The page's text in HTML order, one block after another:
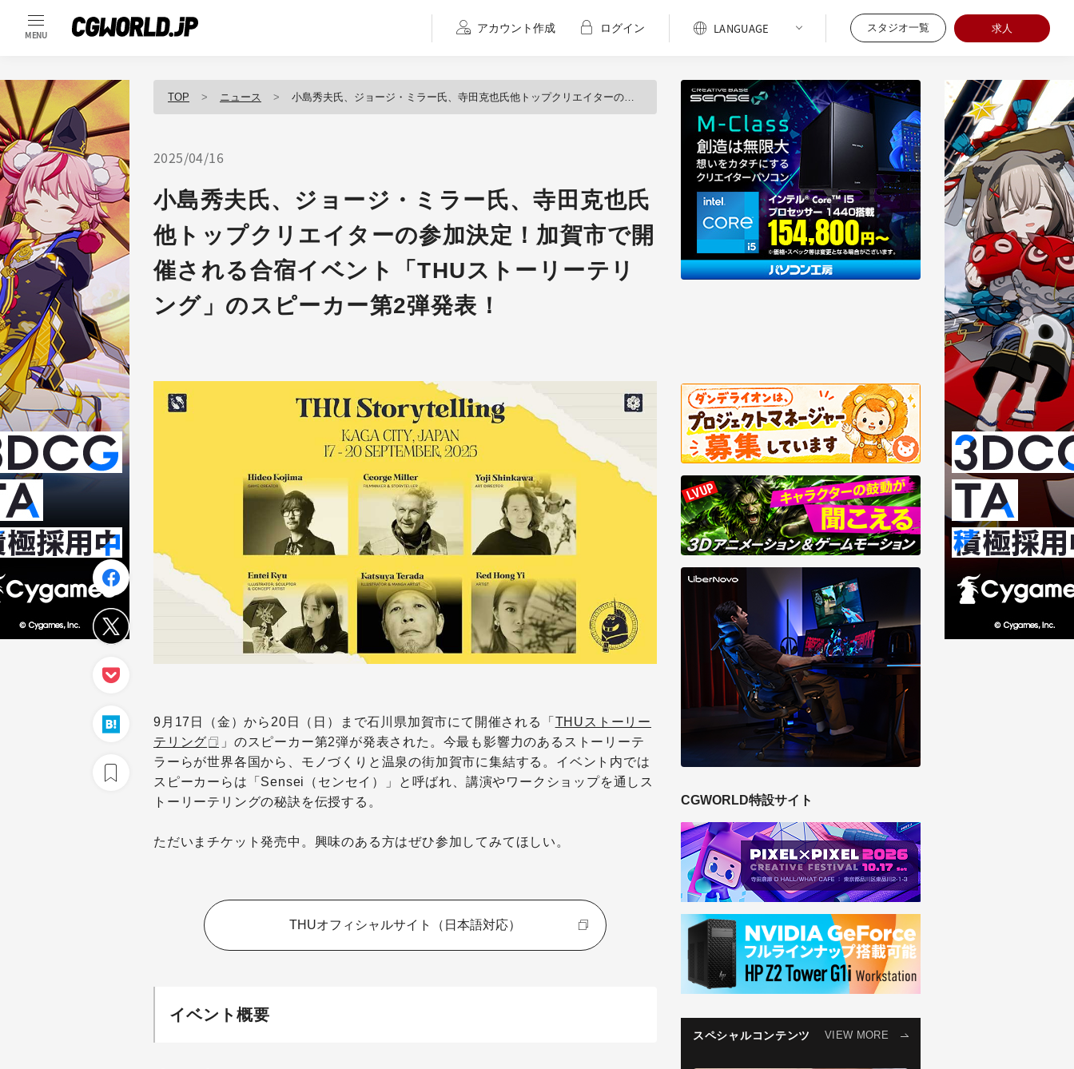
MENU
アカウント作成 ログイン スタジオ一覧 求人
TOP ニュース 小島秀夫氏、ジョージ・ミラー氏、寺田克也氏他トップクリエイターの参加決定！加賀市で開催される合宿イベント「THUストーリーテリング」のスピーカー第2弾発表！
2025/04/16
小島秀夫氏、ジョージ・ミラー氏、寺田克也氏
他トップクリエイターの参加決定！加賀市で開
催される合宿イベント「THUストーリーテリ
ング」のスピーカー第2弾発表！
9月17日（金）から20日（日）まで石川県加賀市にて開催される「 THUストーリー
テリング
」のスピーカー第2弾が発表された。今最も影響力のあるストーリーテ
ラーらが世界各国から、モノづくりと温泉の街加賀市に集結する。イベント内では
スピーカーらは「Sensei（センセイ）」と呼ばれ、講演やワークショップを通しス
トーリーテリングの秘訣を伝授する。
ただいまチケット発売中。興味のある方はぜひ参加してみてほしい。
THUオフィシャルサイト（日本語対応）
イベント概要
CGWORLD特設サイト
スペシャルコンテンツ VIEW MORE